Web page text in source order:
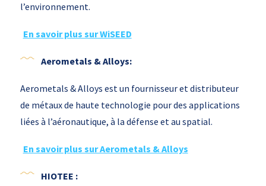
l’environnement.
En savoir plus sur WiSEED
Aerometals & Alloys:
Aerometals & Alloys est un fournisseur et distributeur
de métaux de haute technologie pour des applications
liées à l’aéronautique, à la défense et au spatial.
En savoir plus sur Aerometals & Alloys
HIOTEE :